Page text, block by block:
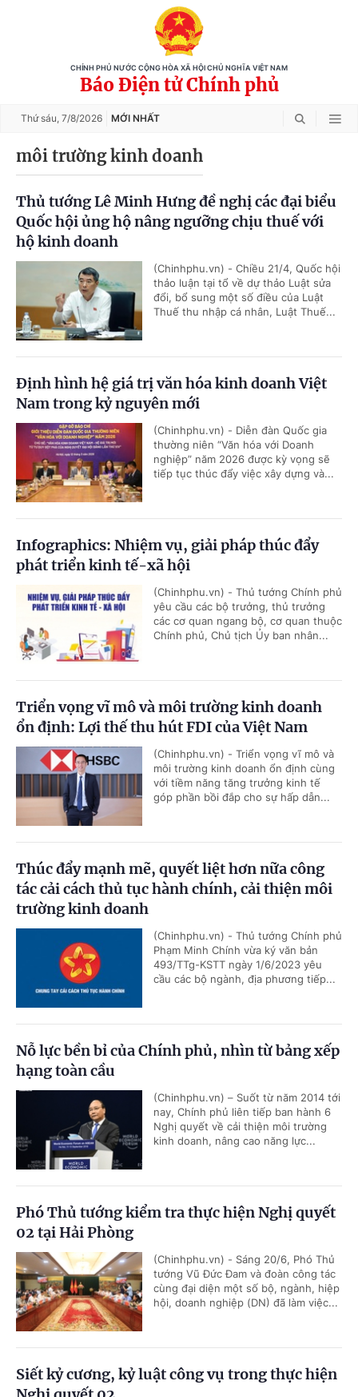
CHÍNH PHỦ NƯỚC CỘNG HÒA XÃ HỘI CHỦ NGHĨA VIỆT NAM
Báo Điện tử Chính phủ
Thứ sáu, 7/8/2026 MỚI NHẤT
môi trường kinh doanh
Thủ tướng Lê Minh Hưng đề nghị các đại biểu
Quốc hội ủng hộ nâng ngưỡng chịu thuế với
hộ kinh doanh
(Chinhphu.vn) - Chiều 21/4, Quốc hội
thảo luận tại tổ về dự thảo Luật sửa
đổi, bổ sung một số điều của Luật
Thuế thu nhập cá nhân, Luật Thuế...
Định hình hệ giá trị văn hóa kinh doanh Việt
Nam trong kỷ nguyên mới
(Chinhphu.vn) - Diễn đàn Quốc gia
thường niên “Văn hóa với Doanh
nghiệp” năm 2026 được kỳ vọng sẽ
tiếp tục thúc đẩy việc xây dựng và...
Infographics: Nhiệm vụ, giải pháp thúc đẩy
phát triển kinh tế-xã hội
(Chinhphu.vn) - Thủ tướng Chính phủ
yêu cầu các bộ trưởng, thủ trưởng
các cơ quan ngang bộ, cơ quan thuộc
Chính phủ, Chủ tịch Ủy ban nhân...
Triển vọng vĩ mô và môi trường kinh doanh
ổn định: Lợi thế thu hút FDI của Việt Nam
(Chinhphu.vn) - Triển vọng vĩ mô và
môi trường kinh doanh ổn định cùng
với tiềm năng tăng trưởng kinh tế
góp phần bồi đắp cho sự hấp dẫn...
Thúc đẩy mạnh mẽ, quyết liệt hơn nữa công
tác cải cách thủ tục hành chính, cải thiện môi
trường kinh doanh
(Chinhphu.vn) - Thủ tướng Chính phủ
Phạm Minh Chính vừa ký văn bản
493/TTg-KSTT ngày 1/6/2023 yêu
cầu các bộ ngành, địa phương tiếp...
Nỗ lực bền bỉ của Chính phủ, nhìn từ bảng xếp
hạng toàn cầu
(Chinhphu.vn) – Suốt từ năm 2014 tới
nay, Chính phủ liên tiếp ban hành 6
Nghị quyết về cải thiện môi trường
kinh doanh, nâng cao năng lực...
Phó Thủ tướng kiểm tra thực hiện Nghị quyết
02 tại Hải Phòng
(Chinhphu.vn) - Sáng 20/6, Phó Thủ
tướng Vũ Đức Đam và đoàn công tác
cùng đại diện một số bộ, ngành, hiệp
hội, doanh nghiệp (DN) đã làm việc...
Siết kỷ cương, kỷ luật công vụ trong thực hiện